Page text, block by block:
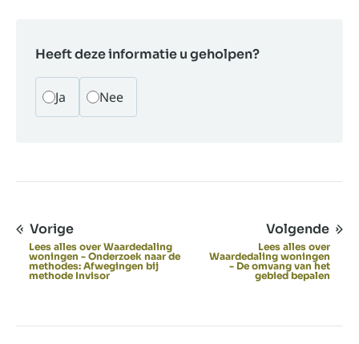
Heeft deze informatie u geholpen?
Ja Nee
Vorige
Lees alles over Waardedaling
woningen - Onderzoek naar de
methodes: Afwegingen bij
methode Invisor
Volgende
Lees alles over
Waardedaling woningen
- De omvang van het
gebied bepalen